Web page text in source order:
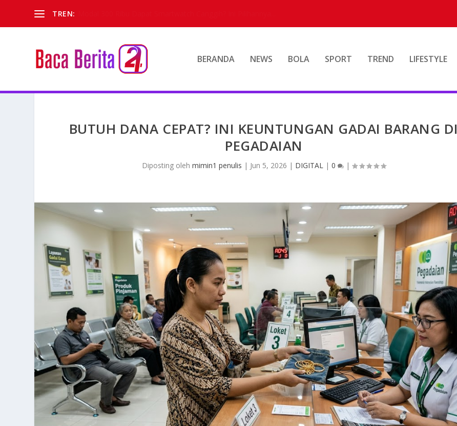
TREN:
BERANDA NEWS BOLA SPORT TREND LIFESTYLE
BUTUH DANA CEPAT? INI KEUNTUNGAN GADAI BARANG DI
PEGADAIAN
Diposting oleh mimin1 penulis | Jun 5, 2026 | DIGITAL| 0 |